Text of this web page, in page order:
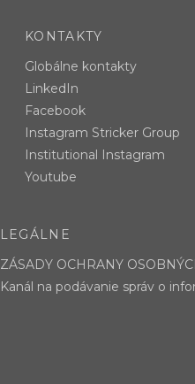
KONTAKTY
Globálne kontakty
LinkedIn
Facebook
Instagram Stricker Group
Institutional Instagram
Youtube
LEGÁLNE
ZÁSADY OCHRANY
Kanál na podávanie správ o